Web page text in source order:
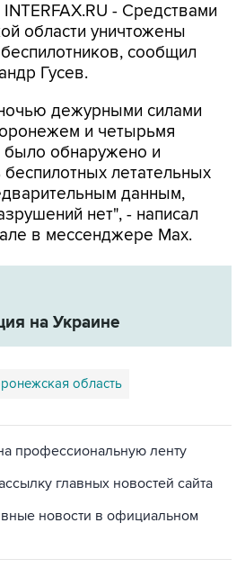
- Средствами
области уничтожены
сообщил
Гусев.
дежурными силами
и четырьмя
было обнаружено и
летательных
данным,
нет", - написал
в мессенджере Max.
на Украине
область
профессиональную ленту
главных новостей сайта
новости в официальном